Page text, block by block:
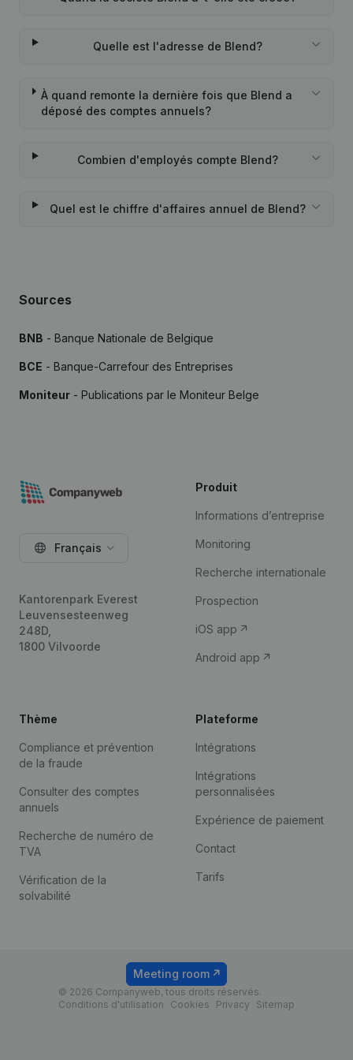
Quelle est l'adresse de Blend?
À quand remonte la dernière fois que Blend a
déposé des comptes annuels?
Combien d'employés compte Blend?
Quel est le chiffre d'affaires annuel de Blend?
Sources
BNB - Banque Nationale de Belgique
BCE - Banque-Carrefour des Entreprises
Moniteur - Publications par le Moniteur Belge
Français
Kantorenpark Everest
Leuvensesteenweg
248D,
1800 Vilvoorde
Produit
Informations d’entreprise
Monitoring
Recherche internationale
Prospection
iOS app
Android app
Thème
Compliance et prévention
de la fraude
Consulter des comptes
annuels
Recherche de numéro de
TVA
Vérification de la
solvabilité
Plateforme
Intégrations
Intégrations
personnalisées
Expérience de paiement
Contact
Tarifs
© 2026 Companyweb, tous droits réservés.
Conditions d'utilisation
Cookies Privacy Sitemap
Meeting room